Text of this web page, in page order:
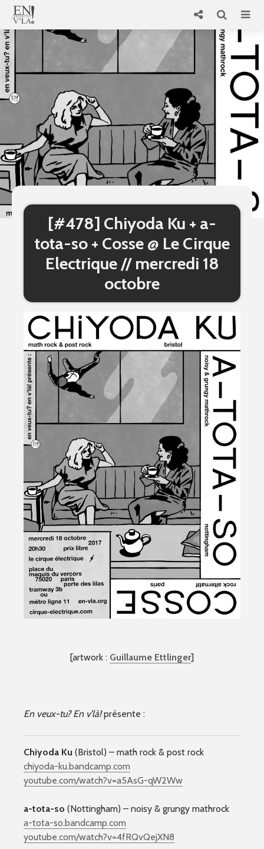
[#478] Chiyoda Ku + a-
tota-so + Cosse @ Le Cirque
Electrique // mercredi 18
octobre
[artwork : Guillaume Ettlinger]
En veux-tu? En v’là!présente :
Chiyoda Ku (Bristol) – math rock & post rock
chiyoda-ku.bandcamp.com
youtube.com/watch?v=a5AsG-qW2Ww
a-tota-so (Nottingham) – noisy & grungy mathrock
a-tota-so.bandcamp.com
youtube.com/watch?v=4fRQvQejXN8